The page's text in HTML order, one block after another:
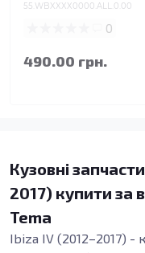
55.WBXXXX0000.ALL.0.00
0
490.00 грн.
Кузовні
2017) купити за
Tema
Ibiza IV (2012–2017) -